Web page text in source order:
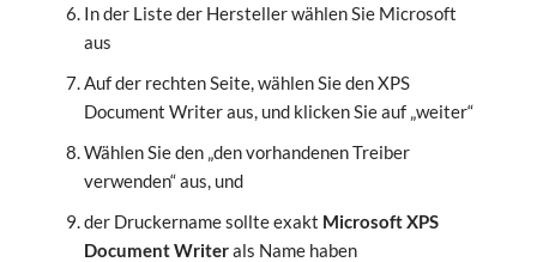
In der Liste der Hersteller wählen Sie Microsoft
aus
Auf der rechten Seite, wählen Sie den XPS
Document Writer aus, und klicken Sie auf „weiter“
Wählen Sie den „den vorhandenen Treiber
verwenden“ aus, und
der Druckername sollte exakt Microsoft XPS
Document Writerals Name haben